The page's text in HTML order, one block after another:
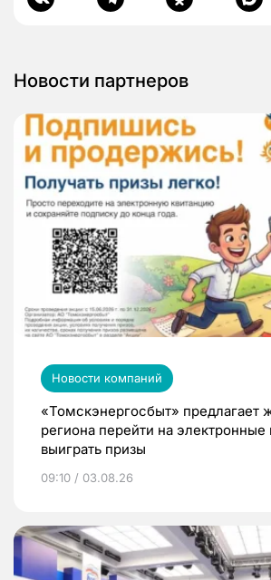
Новости партнеров
Новости компаний
«Томскэнергосбыт» предлагает
региона перейти на электронные
выиграть призы
09:10 / 03.08.26